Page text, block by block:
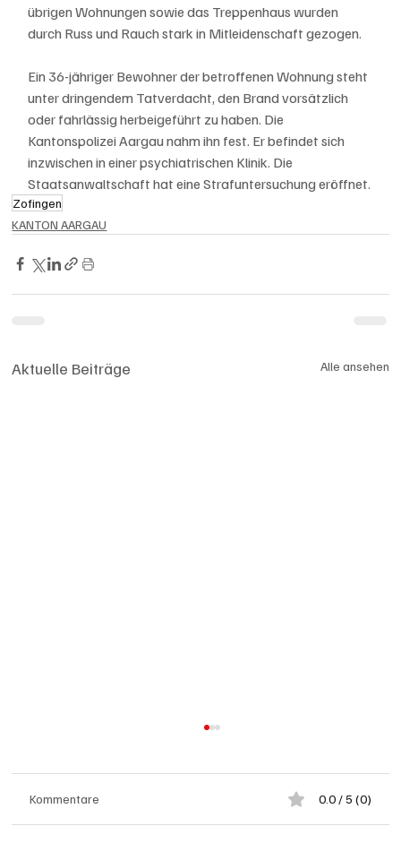
übrigen Wohnungen sowie das Treppenhaus wurden
durch Russ und Rauch stark in Mitleidenschaft gezogen.
Ein 36-jähriger Bewohner der betroffenen Wohnung steht
unter dringendem Tatverdacht, den Brand vorsätzlich
oder fahrlässig herbeigeführt zu haben. Die
Kantonspolizei Aargau nahm ihn fest. Er befindet sich
inzwischen in einer psychiatrischen Klinik. Die
Staatsanwaltschaft hat eine Strafuntersuchung eröffnet.
Zofingen
KANTON AARGAU
Aktuelle Beiträge Alle ansehen
Kommentare 0.0 / 5 (0)